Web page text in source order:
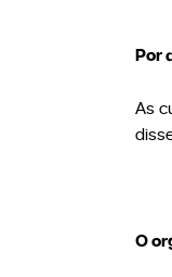
Por
As
O